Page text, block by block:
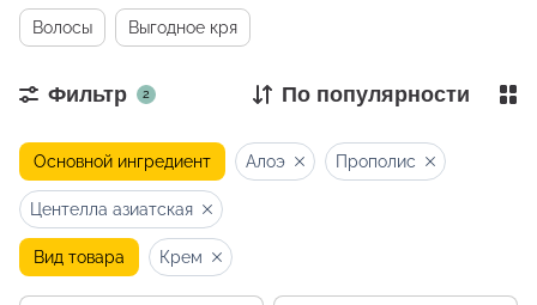
Волосы Выгодное кря
Фильтр 2 По популярности
Основной ингредиент Алоэ Прополис
Центелла азиатская
Вид товара Крем